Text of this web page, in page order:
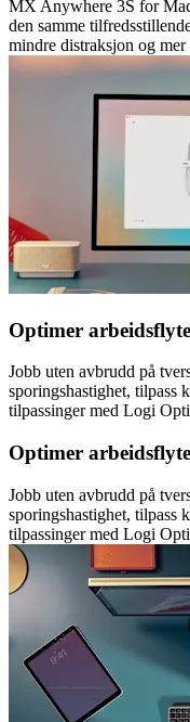
MX Anywhere 3S for
den samme
mindre distraksjon og mer
Optimer
Jobb uten avbrudd på
sporingshastighet, tilpass
tilpassinger med Logi
Optimer
Jobb uten avbrudd på
sporingshastighet, tilpass
tilpassinger med Logi